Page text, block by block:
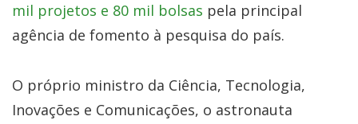
mil projetos e 80 mil bolsas pela principal
agência de fomento à pesquisa do país.
O próprio ministro da Ciência, Tecnologia,
Inovações e Comunicações, o astronauta